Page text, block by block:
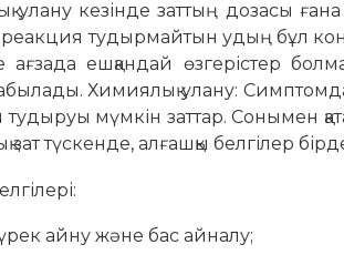
улану кезінде заттың дозасы
тудырмайтын удың бұл
ағзада ешқандай өзгерістер
Химиялық улану:
мүмкін заттар. Сонымен
зат түскенде, алғашқы белгілер
айну және бас айналу;